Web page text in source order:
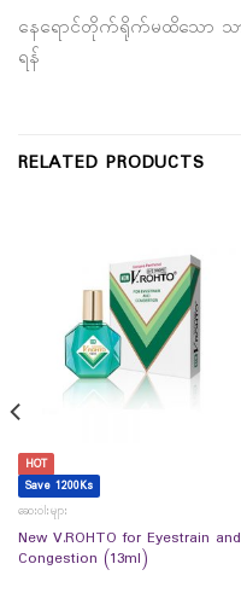
နေရောင်တိုက်ရိုက်မထိသော သ
ရန်
RELATED PRODUCTS
HOT
Save 1200Ks
ဆေးဝါးများ
New V.ROHTO for Eyestrain and
Congestion (13ml)